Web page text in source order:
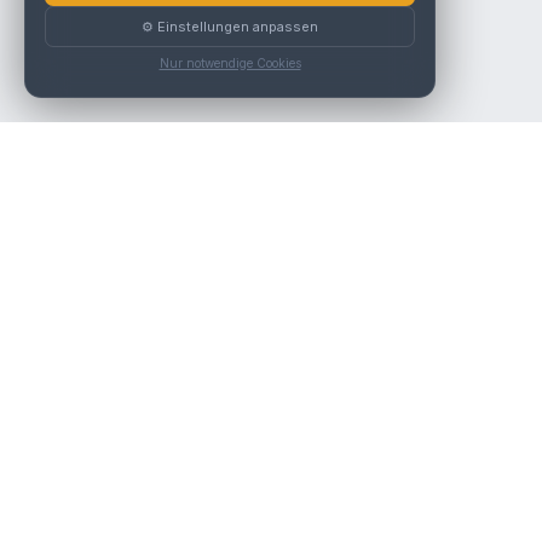
⚙️ Einstellungen anpassen
Nur notwendige Cookies